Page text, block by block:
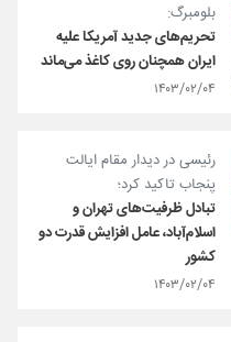
بلومبرگ:
تحریم‌های جدید آمریکا علیه
ایران همچنان روی کاغذ می‌ماند
۱۴۰۳/۰۲/۰۴
رئیسی در دیدار مقام ایالت
پنجاب تاکید کرد؛
تبادل ظرفیت‌های تهران و
اسلام‌آباد، عامل افزایش قدرت دو
کشور
۱۴۰۳/۰۲/۰۴